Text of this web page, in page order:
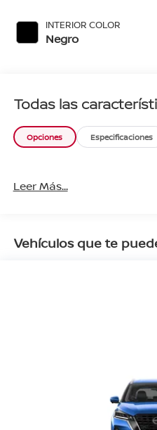
INTERIOR COLOR
Negro
Todas las
Opciones Especificaciones
Leer Más...
Vehículos que te